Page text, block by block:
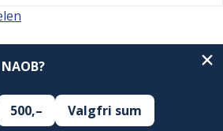
500,– Valgfri sum